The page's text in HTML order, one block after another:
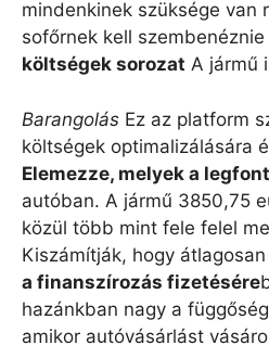
mindenkinek szüksége van
sofőrnek kell szembenéznie
költségek sorozat A jármű
Barangolás Ez az platform
költségek optimalizálására
Elemezze, melyek a
autóban. A jármű 3850,75
közül több mint fele felel
Kiszámítják, hogy
a finanszírozás fizetésére
hazánkban nagy a
amikor autóvásárlást